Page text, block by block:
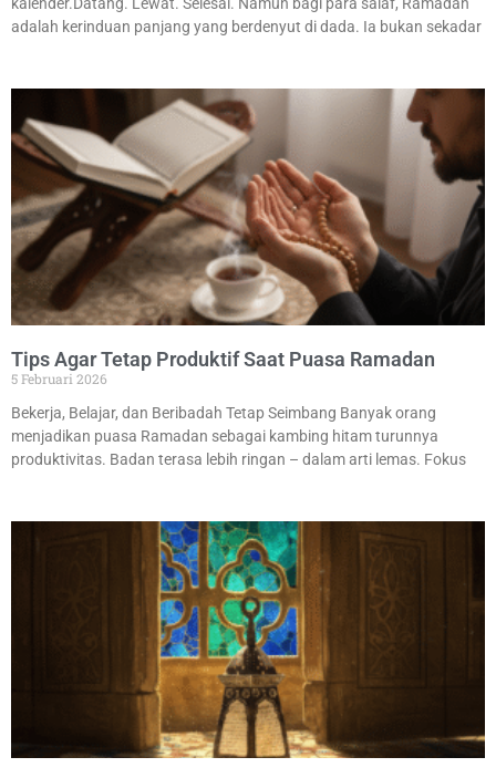
adalah kerinduan panjang yang berdenyut di dada. Ia bukan sekadar
Tips Agar Tetap Produktif Saat Puasa Ramadan
5 Februari 2026
Bekerja, Belajar, dan Beribadah Tetap Seimbang Banyak orang
menjadikan puasa Ramadan sebagai kambing hitam turunnya
produktivitas. Badan terasa lebih ringan – dalam arti lemas. Fokus